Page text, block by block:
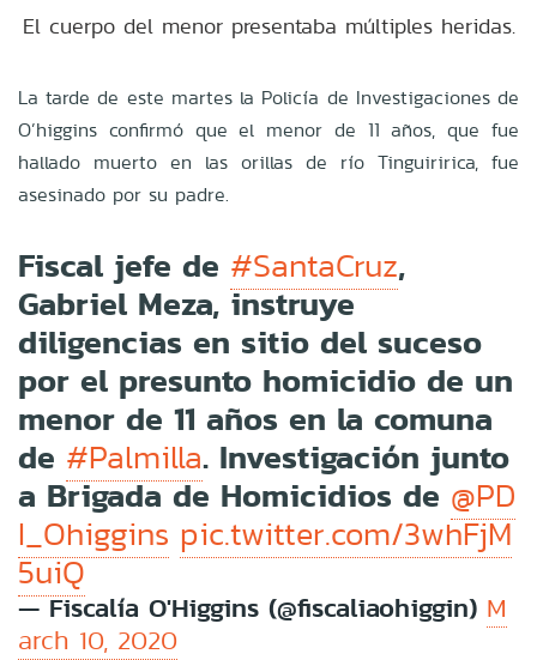
El cuerpo del menor presentaba múltiples heridas.
La tarde de este martes la Policía de Investigaciones de
O’higgins confirmó que el menor de 11 años, que fue
hallado muerto en las orillas de río Tinguiririca, fue
asesinado por su padre.
Fiscal jefe de #SantaCruz,
Gabriel Meza, instruye
diligencias en sitio del suceso
por el presunto homicidio de un
menor de 11 años en la comuna
de #Palmilla. Investigación junto
a Brigada de Homicidios de @PD
I_Ohiggins pic.twitter.com/3whFjM
5uiQ
— Fiscalía O'Higgins (@fiscaliaohiggin) M
arch 10, 2020